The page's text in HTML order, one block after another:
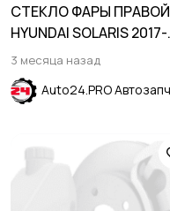
СТЕКЛО ФАРЫ ПРАВОЙ
HYUNDAI SOLARIS 2017-
2020
3 месяца назад